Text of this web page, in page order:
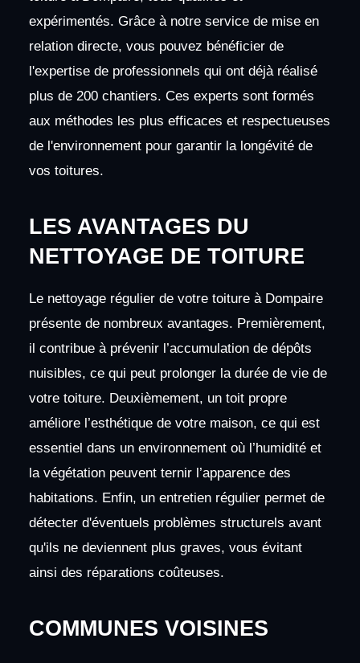
expérimentés. Grâce à notre service de mise en
relation directe, vous pouvez bénéficier de
l'expertise de professionnels qui ont déjà réalisé
plus de 200 chantiers. Ces experts sont formés
aux méthodes les plus efficaces et respectueuses
de l'environnement pour garantir la longévité de
vos toitures.
LES AVANTAGES DU
NETTOYAGE DE TOITURE
Le nettoyage régulier de votre toiture à Dompaire
présente de nombreux avantages. Premièrement,
il contribue à prévenir l’accumulation de dépôts
nuisibles, ce qui peut prolonger la durée de vie de
votre toiture. Deuxièmement, un toit propre
améliore l’esthétique de votre maison, ce qui est
essentiel dans un environnement où l’humidité et
la végétation peuvent ternir l’apparence des
habitations. Enfin, un entretien régulier permet de
détecter d'éventuels problèmes structurels avant
qu'ils ne deviennent plus graves, vous évitant
ainsi des réparations coûteuses.
COMMUNES VOISINES